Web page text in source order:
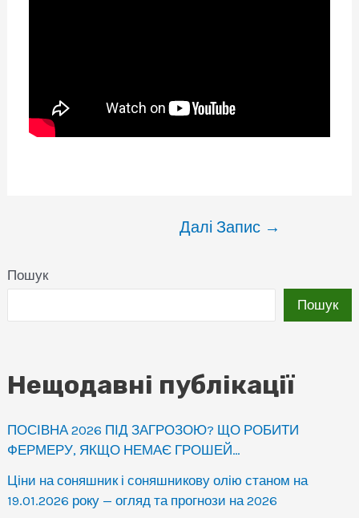
Пошук
Пошук
Нещодавні публікації
ПОСІВНА 2026 ПІД ЗАГРОЗОЮ? ЩО РОБИТИ
ФЕРМЕРУ, ЯКЩО НЕМАЄ ГРОШЕЙ…
Ціни на соняшник і соняшникову олію станом на
19.01.2026 року — огляд та прогнози на 2026
Далі Запис →